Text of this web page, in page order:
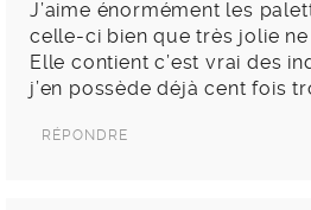
J’aime énormément les
celle-ci bien que très jolie
Elle contient c’est vrai des
j’en possède déjà cent fois
RÉPONDRE